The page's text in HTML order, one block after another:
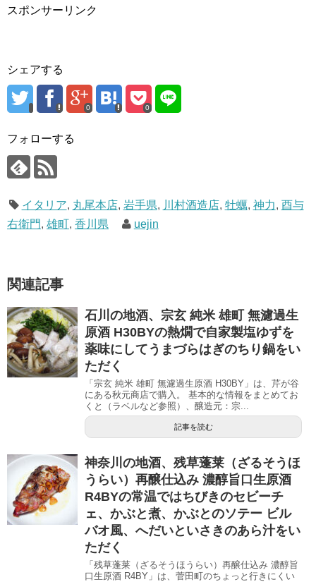
スポンサーリンク
シェアする
0 0
フォローする
イタリア, 丸尾本店, 岩手県, 川村酒造店, 牡蠣, 神力, 酉与
右衛門, 雄町, 香川県 uejin
関連記事
石川の地酒、宗玄 純米 雄町 無濾過生
原酒 H30BYの熱燗で自家製塩ゆずを
薬味にしてうまづらはぎのちり鍋をい
ただく
「宗玄 純米 雄町 無濾過生原酒 H30BY」は、芹が谷
にある秋元商店で購入。 基本的な情報をまとめてお
くと（ラベルなど参照）、醸造元：宗...
記事を読む
神奈川の地酒、残草蓬莱（ざるそうほ
うらい）再醸仕込み 濃醇旨口生原酒
R4BYの常温ではちびきのセビーチ
ェ、かぶと煮、かぶとのソテー ビル
バオ風、へだいといさきのあら汁をい
ただく
「残草蓬莱（ざるそうほうらい）再醸仕込み 濃醇旨
口生原酒 R4BY」は、菅田町のちょっと行きにくい